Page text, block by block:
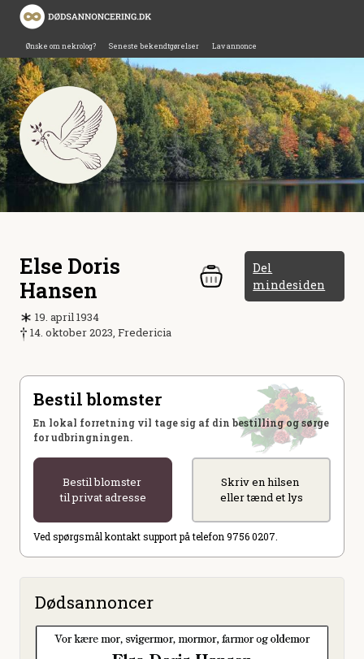
Ønske om nekrolog? Seneste bekendtgørelser Lav annonce
Else Doris
Hansen
Del
mindesiden
19. april 1934
14. oktober 2023, Fredericia
Bestil blomster
En lokal forretning vil tage sig af din bestilling og sørge
for udbringningen.
Bestil blomster
til privat adresse
Skriv en hilsen
eller tænd et lys
Ved spørgsmål kontakt support på telefon 9756 0207.
Dødsannoncer